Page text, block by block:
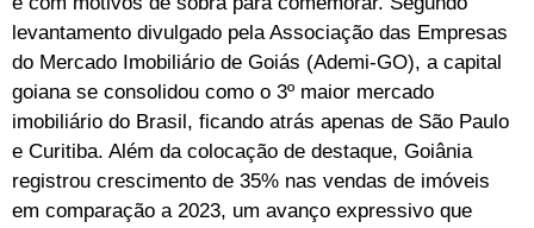
levantamento divulgado pela Associação das Empresas
do Mercado Imobiliário de Goiás (Ademi-GO), a capital
goiana se consolidou como o 3º maior mercado
imobiliário do Brasil, ficando atrás apenas de São Paulo
e Curitiba. Além da colocação de destaque, Goiânia
registrou crescimento de 35% nas vendas de imóveis
em comparação a 2023, um avanço expressivo que